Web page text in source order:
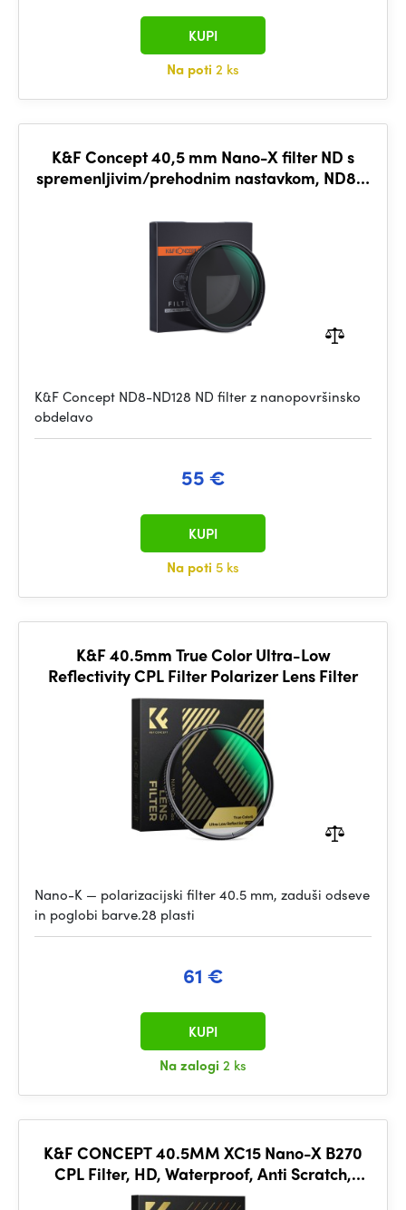
Na poti 2 ks
KUPI
K&F Concept 40,5 mm Nano-X filter ND s
spremenljivim/prehodnim nastavkom, ND8 ~
K&F Concept ND8-ND128 ND filter z nanopovršinsko
obdelavo
55 €
Na poti 5 ks
KUPI
K&F 40.5mm True Color Ultra-Low
Reflectivity CPL Filter Polarizer Lens Filter
Nano-K — polarizacijski filter 40.5 mm, zaduši odseve
in poglobi barve.28 plasti
61 €
Na zalogi 2 ks
KUPI
K&F CONCEPT 40.5MM XC15 Nano-X B270
CPL Filter, HD, Waterproof, Anti Scratch,
Green Coated